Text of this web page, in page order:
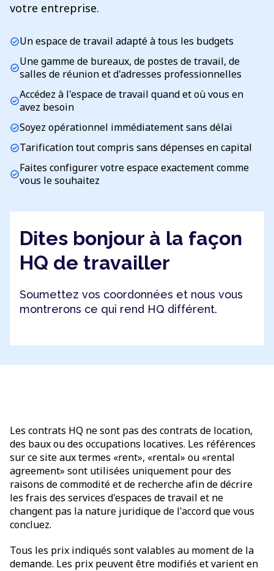
votre entreprise.
check_circleUn espace de travail adapté à tous les budgets
check_circleUne gamme de bureaux, de postes de travail, de
salles de réunion et d'adresses professionnelles
check_circleAccédez à l'espace de travail quand et où vous en
avez besoin
check_circleSoyez opérationnel immédiatement sans délai
check_circleTarification tout compris sans dépenses en capital
check_circleFaites configurer votre espace exactement comme
vous le souhaitez
Dites bonjour à la façon
HQ de travailler
Soumettez vos coordonnées et nous vous
montrerons ce qui rend HQ différent.
Les contrats HQ ne sont pas des contrats de location,
des baux ou des occupations locatives. Les références
sur ce site aux termes «rent», «rental» ou «rental
agreement» sont utilisées uniquement pour des
raisons de commodité et de recherche afin de décrire
les frais des services d'espaces de travail et ne
changent pas la nature juridique de l'accord que vous
concluez.
Tous les prix indiqués sont valables au moment de la
demande. Les prix peuvent être modifiés et varient en